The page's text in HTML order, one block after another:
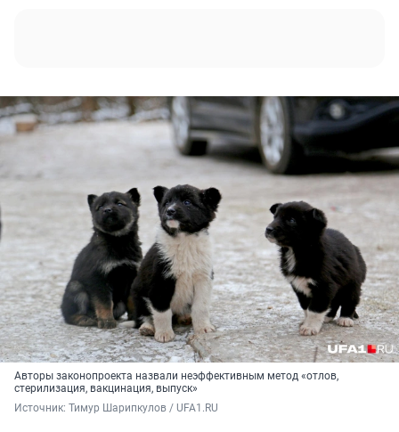
Авторы законопроекта назвали неэффективным метод «отлов,
стерилизация, вакцинация, выпуск»
Источник: Тимур Шарипкулов / UFA1.RU